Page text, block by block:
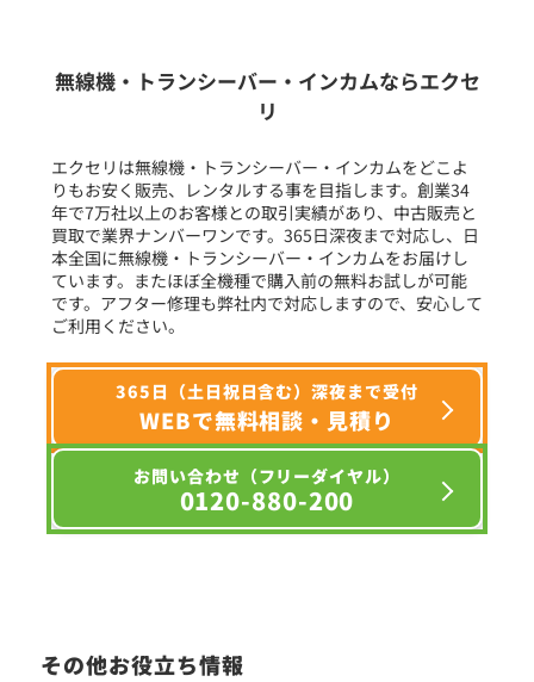
フリーワード入力(製品名等)
選択条件をリセット
無線機・トランシーバー・インカムならエクセ
リ
エクセリは無線機・トランシーバー・インカムをどこよ
りもお安く販売、レンタルする事を目指します。創業34
年で7万社以上のお客様との取引実績があり、中古販売と
買取で業界ナンバーワンです。365日深夜まで対応し、日
本全国に無線機・トランシーバー・インカムをお届けし
ています。またほぼ全機種で購入前の無料お試しが可能
です。アフター修理も弊社内で対応しますので、安心して
ご利用ください。
365日（土日祝日含む）深夜まで受付
WEBで無料相談・見積り
お問い合わせ（フリーダイヤル）
0120-880-200
その他お役立ち情報